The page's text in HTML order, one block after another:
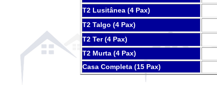
T2 Lusitânea (4 Pax)
T2 Talgo (4 Pax)
T2 Ter (4 Pax)
T2 Murta (4 Pax)
Casa Completa (15 Pax)